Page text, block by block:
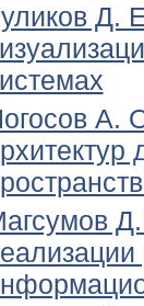
Д.
А.